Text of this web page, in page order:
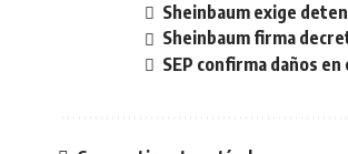
Sheinbaum exige
Sheinbaum firma
SEP confirma daños